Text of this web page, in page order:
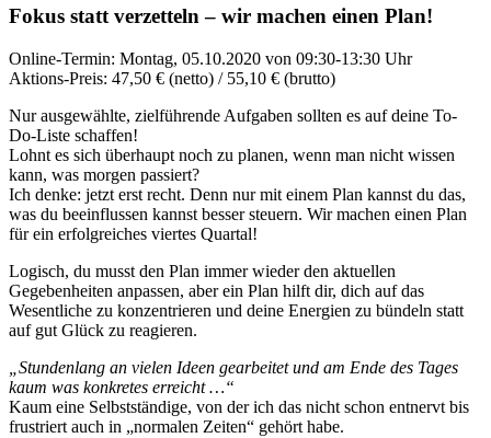
Fokus statt verzetteln – wir machen einen Plan!
Online-Termin: Montag, 05.10.2020 von 09:30-13:30 Uhr
Aktions-Preis: 47,50 € (netto) / 55,10 € (brutto)
Nur ausgewählte, zielführende Aufgaben sollten es auf deine To-
Do-Liste schaffen!
Lohnt es sich überhaupt noch zu planen, wenn man nicht wissen
kann, was morgen passiert?
Ich denke: jetzt erst recht. Denn nur mit einem Plan kannst du das,
was du beeinflussen kannst besser steuern. Wir machen einen Plan
für ein erfolgreiches viertes Quartal!
Logisch, du musst den Plan immer wieder den aktuellen
Gegebenheiten anpassen, aber ein Plan hilft dir, dich auf das
Wesentliche zu konzentrieren und deine Energien zu bündeln statt
auf gut Glück zu reagieren.
„Stundenlang an vielen Ideen gearbeitet und am Ende des Tages
kaum was konkretes erreicht …“
Kaum eine Selbstständige, von der ich das nicht schon entnervt bis
frustriert auch in „normalen Zeiten“ gehört habe.